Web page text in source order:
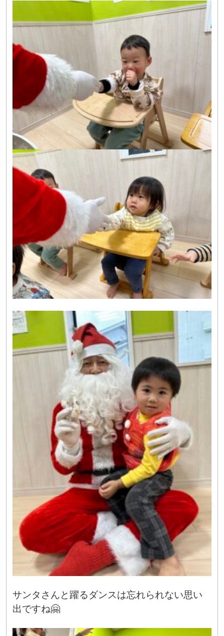
サンタさんと躍るダンスは忘れられない思い
出ですね🤗